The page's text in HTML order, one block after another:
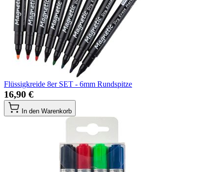
Flüssigkreide 8er SET - 6mm Rundspitze
16,90 €
In den Warenkorb